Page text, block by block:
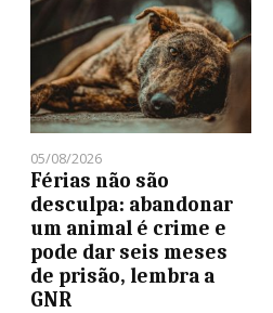
05/08/2026
Férias não são
desculpa: abandonar
um animal é crime e
pode dar seis meses
de prisão, lembra a
GNR